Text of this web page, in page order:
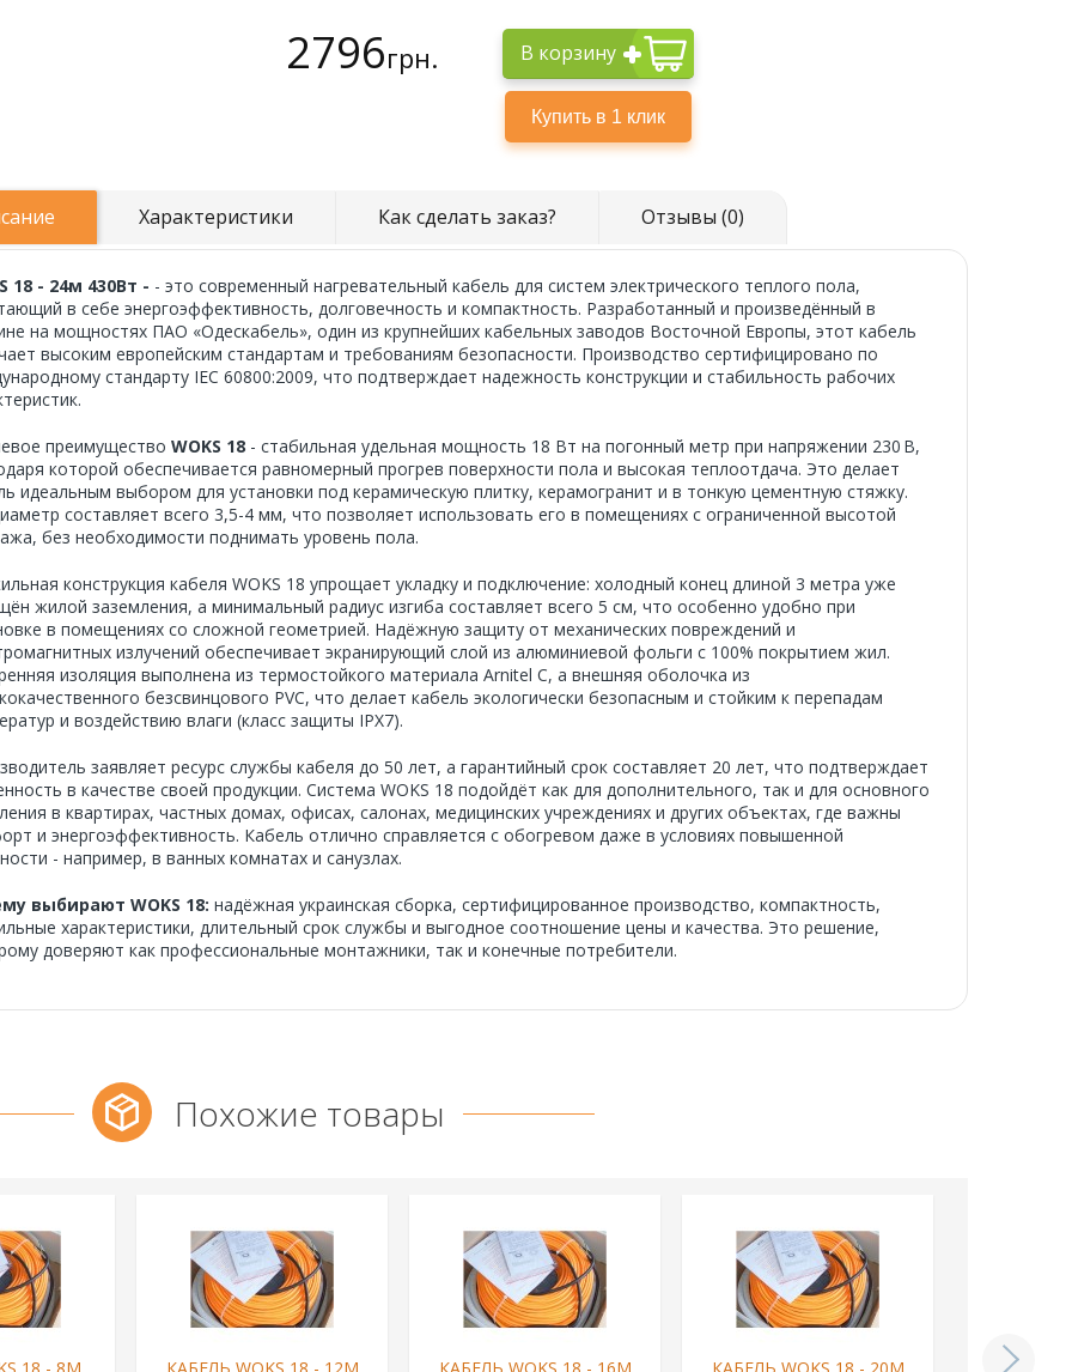
2796грн. В корзину
Характеристики Как сделать заказ? Отзывы (0)
18 - 24м 430Вт - - это современный нагревательный кабель для систем электрического теплого пола,
в себе энергоэффективность, долговечность и компактность. Разработанный и произведённый в
на мощностях ПАО «Одескабель», один из крупнейших кабельных заводов Восточной Европы, этот кабель
высоким европейским стандартам и требованиям безопасности. Производство сертифицировано по
стандарту IEC 60800:2009, что подтверждает надежность конструкции и стабильность рабочих
преимущество WOKS 18 - стабильная удельная мощность 18 Вт на погонный метр при напряжении 230 В,
которой обеспечивается равномерный прогрев поверхности пола и высокая теплоотдача. Это делает
идеальным выбором для установки под керамическую плитку, керамогранит и в тонкую цементную стяжку.
составляет всего 3,5-4 мм, что позволяет использовать его в помещениях с ограниченной высотой
без необходимости поднимать уровень пола.
конструкция кабеля WOKS 18 упрощает укладку и подключение: холодный конец длиной 3 метра уже
жилой заземления, а минимальный радиус изгиба составляет всего 5 см, что особенно удобно при
в помещениях со сложной геометрией. Надёжную защиту от механических повреждений и
излучений обеспечивает экранирующий слой из алюминиевой фольги с 100% покрытием жил.
изоляция выполнена из термостойкого материала Arnitel С, а внешняя оболочка из
безсвинцового PVC, что делает кабель экологически безопасным и стойким к перепадам
и воздействию влаги (класс защиты IPX7).
заявляет ресурс службы кабеля до 50 лет, а гарантийный срок составляет 20 лет, что подтверждает
в качестве своей продукции. Система WOKS 18 подойдёт как для дополнительного, так и для основного
в квартирах, частных домах, офисах, салонах, медицинских учреждениях и других объектах, где важны
и энергоэффективность. Кабель отлично справляется с обогревом даже в условиях повышенной
- например, в ванных комнатах и санузлах.
выбирают WOKS 18: надёжная украинская сборка, сертифицированное производство, компактность,
характеристики, длительный срок службы и выгодное соотношение цены и качества. Это решение,
доверяют как профессиональные монтажники, так и конечные потребители.
Похожие товары